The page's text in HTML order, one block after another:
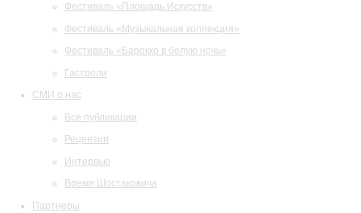
Фестиваль «Площадь Искусств»
Фестиваль «Музыкальная коллекция»
Фестиваль «Барокко в белую ночь»
Гастроли
СМИ о нас
Все публикации
Рецензии
Интервью
Время Шостаковича
Партнеры